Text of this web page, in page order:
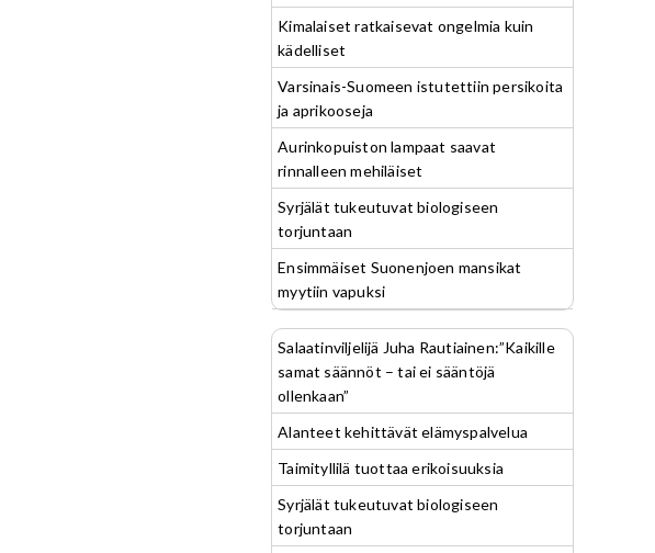
Kimalaiset ratkaisevat ongelmia kuin
kädelliset
Varsinais-Suomeen istutettiin persikoita
ja aprikooseja
Aurinkopuiston lampaat saavat
rinnalleen mehiläiset
Syrjälät tukeutuvat biologiseen
torjuntaan
Ensimmäiset Suonenjoen mansikat
myytiin vapuksi
Salaatinviljelijä Juha Rautiainen:”Kaikille
samat säännöt – tai ei sääntöjä
ollenkaan”
Alanteet kehittävät elämyspalvelua
Taimityllilä tuottaa erikoisuuksia
Syrjälät tukeutuvat biologiseen
torjuntaan